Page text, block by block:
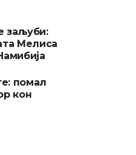
заљуби:
Мелиса
помал
кон